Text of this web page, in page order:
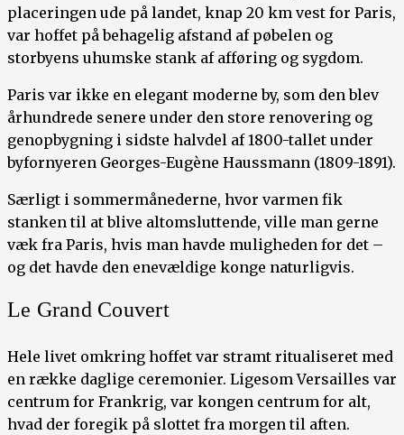
placeringen ude på landet, knap 20 km vest for Paris,
var hoffet på behagelig afstand af pøbelen og
storbyens uhumske stank af afføring og sygdom.
Paris var ikke en elegant moderne by, som den blev
århundrede senere under den store renovering og
genopbygning i sidste halvdel af 1800-tallet under
byfornyeren Georges-Eugène Haussmann (1809-1891).
Særligt i sommermånederne, hvor varmen fik
stanken til at blive altomsluttende, ville man gerne
væk fra Paris, hvis man havde muligheden for det –
og det havde den enevældige konge naturligvis.
Le Grand Couvert
Hele livet omkring hoffet var stramt ritualiseret med
en række daglige ceremonier. Ligesom Versailles var
centrum for Frankrig, var kongen centrum for alt,
hvad der foregik på slottet fra morgen til aften.